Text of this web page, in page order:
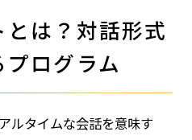
は？対話形式
ログラム
ルタイムな会話を意味す